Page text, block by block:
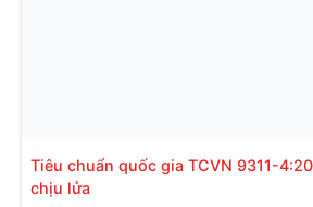
Tiêu chuẩn quốc gia TCVN 9311-
chịu lửa